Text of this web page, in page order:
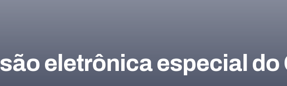
eletrônica especial do